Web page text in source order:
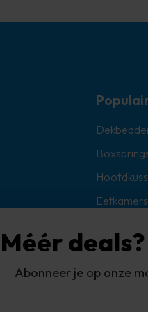
Méér
Abonneer je op onze